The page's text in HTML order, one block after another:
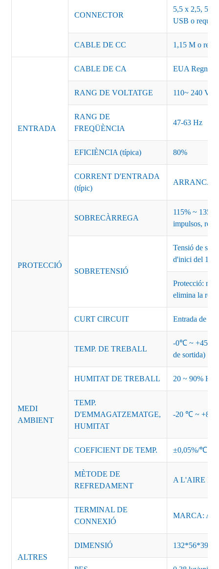
CONNECTOR
5,5 x 2,5, 5,5
USB o
CABLE DE CC 1,15 M o
ENTRADA
CABLE DE CA EUA Regne
RANG DE VOLTATGE 110~ 240
RANG DE
FREQÜÈNCIA
47-63 Hz
EFICIÈNCIA (típica) 80%
CORRENT D'ENTRADA
(típic)
PROTECCIÓ
SOBRECÀRREGA
115% ~
impulsos,
SOBRETENSIÓ
Tensió de
d'inici del
Protecció:
elimina la
CURT CIRCUIT Entrada de
MEDI
AMBIENT
TEMP. DE TREBALL
-0℃ ~ +45℃
de sortida)
HUMITAT DE TREBALL 20 ~ 90% HR
TEMP.
D'EMMAGATZEMATGE,
HUMITAT
-20 ℃ ~ +85
COEFICIENT DE TEMP. ±0,05%/℃
MÈTODE DE
REFREDAMENT
A L'AIRE
ALTRES
TERMINAL DE
CONNEXIÓ
MARCA:
DIMENSIÓ